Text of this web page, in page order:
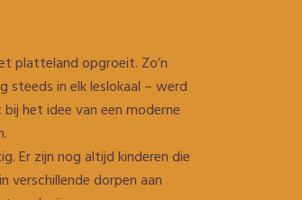
platteland opgroeit. Zo’n
steeds in elk leslokaal – werd
het idee van een moderne
Er zijn nog altijd kinderen die
verschillende dorpen aan